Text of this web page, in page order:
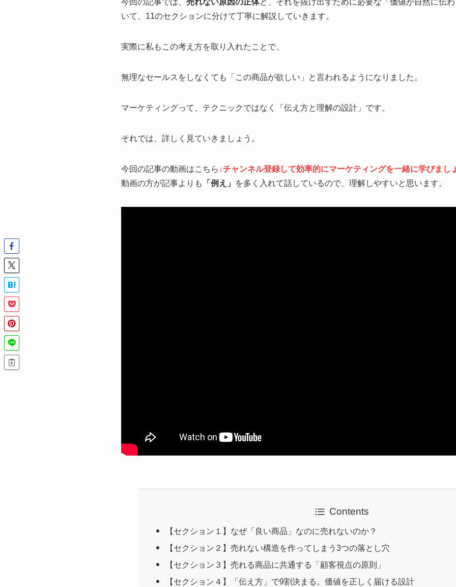
今回の記事では、 売れない原因の正体と、それを抜け出すために必要な「価値が自然に伝
いて、11のセクションに分けて丁寧に解説していきます。
実際に私もこの考え方を取り入れたことで、
無理なセールスをしなくても「この商品が欲しい」と言われるようになりました。
マーケティングって、テクニックではなく「伝え方と理解の設計」です。
それでは、詳しく見ていきましょう。
今回の記事の動画はこちら ↓チャンネル登録して効率的にマーケティングを一緒に学びまし
動画の方が記事よりも
「例え」 を多く入れて話しているので、理解しやすいと思います。
Contents
【セクション１】なぜ「良い商品」なのに売れないのか？
【セクション２】売れない構造を作ってしまう3つの落とし穴
【セクション３】売れる商品に共通する「顧客視点の原則」
【セクション４】「伝え方」で9割決まる。価値を正しく届ける設計